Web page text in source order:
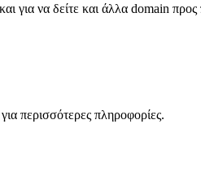
για να δείτε και άλλα domain
περισσότερες πληροφορίες.